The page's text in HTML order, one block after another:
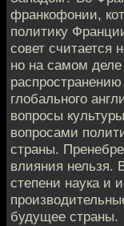
франкофонии,
политику
совет считается
но на самом деле
глобального
вопросы
вопросами
страны.
влияния нельзя.
степени наука и
будущее страны.